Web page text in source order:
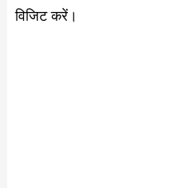
विजिट करें।